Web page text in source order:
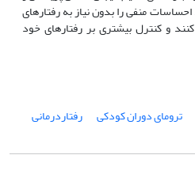
منفی را بدون نیاز به رفتارهای
و کنترل بیشتری بر رفتارهای خود
ترومای دوران کودکی رفتاردرمانی